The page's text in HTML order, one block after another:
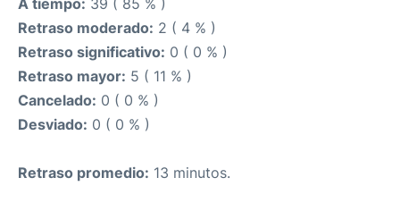
A tiempo: 39 ( 85 % )
Retraso moderado: 2 ( 4 % )
Retraso significativo: 0 ( 0 % )
Retraso mayor: 5 ( 11 % )
Cancelado: 0 ( 0 % )
Desviado: 0 ( 0 % )
Retraso promedio: 13 minutos.